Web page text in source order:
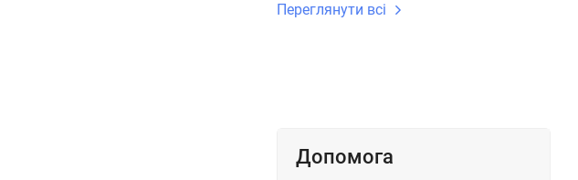
Переглянути всі
Допомога